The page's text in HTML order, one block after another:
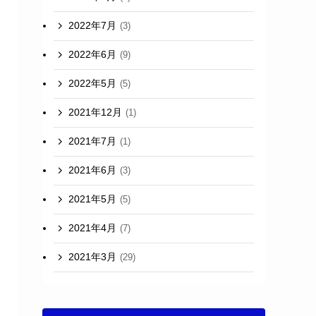
2022年7月 (3)
2022年6月 (9)
2022年5月 (5)
2021年12月 (1)
2021年7月 (1)
2021年6月 (3)
2021年5月 (5)
2021年4月 (7)
2021年3月 (29)